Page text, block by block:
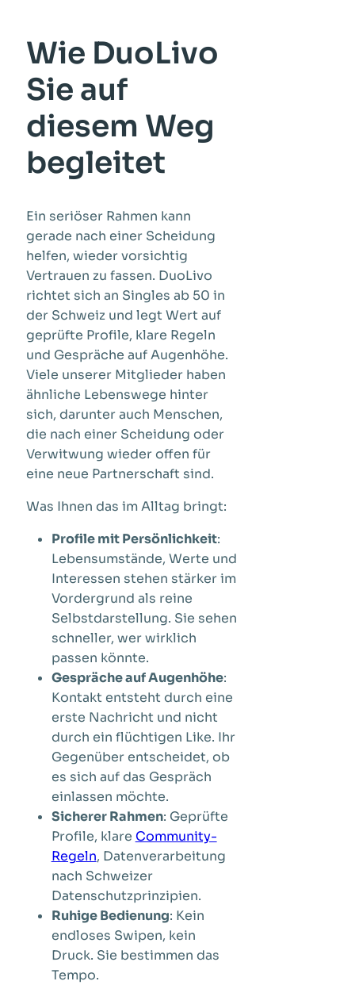
Wie DuoLivo
Sie auf
diesem Weg
begleitet
Ein seriöser Rahmen kann
gerade nach einer Scheidung
helfen, wieder vorsichtig
Vertrauen zu fassen. DuoLivo
richtet sich an Singles ab 50 in
der Schweiz und legt Wert auf
geprüfte Profile, klare Regeln
und Gespräche auf Augenhöhe.
Viele unserer Mitglieder haben
ähnliche Lebenswege hinter
sich, darunter auch Menschen,
die nach einer Scheidung oder
Verwitwung wieder offen für
eine neue Partnerschaft sind.
Was Ihnen das im Alltag bringt:
Profile mit Persönlichkeit:
Lebensumstände, Werte und
Interessen stehen stärker im
Vordergrund als reine
Selbstdarstellung. Sie sehen
schneller, wer wirklich
passen könnte.
Gespräche auf Augenhöhe:
Kontakt entsteht durch eine
erste Nachricht und nicht
durch ein flüchtigen Like. Ihr
Gegenüber entscheidet, ob
es sich auf das Gespräch
einlassen möchte.
Sicherer Rahmen: Geprüfte
Profile, klare Community-
Regeln, Datenverarbeitung
nach Schweizer
Datenschutzprinzipien.
Ruhige Bedienung: Kein
endloses Swipen, kein
Druck. Sie bestimmen das
Tempo.